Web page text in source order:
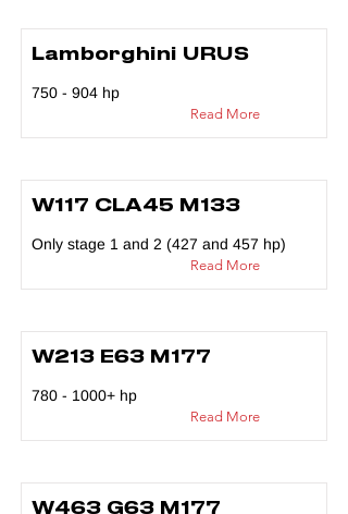
Lamborghini URUS
750 - 904 hp
Read More
W117 CLA45 M133
Only stage 1 and 2 (427 and 457 hp)
Read More
W213 E63 M177
780 - 1000+ hp
Read More
W463 G63 M177